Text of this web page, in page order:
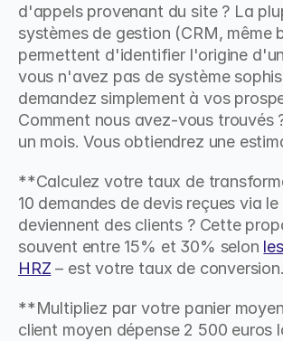
d'appels provenant du site ? La
systèmes de gestion (CRM, même
permettent d'identifier l'origine
vous n'avez pas de système
demandez simplement à vos
Comment nous avez-vous trouvés
un mois. Vous obtiendrez une
**Calculez votre taux de
10 demandes de devis reçues via
deviennent des clients ? Cette
souvent entre 15% et 30% selon
HRZ – est votre taux de conversion.
**Multipliez par votre panier
client moyen dépense 2 500 euros